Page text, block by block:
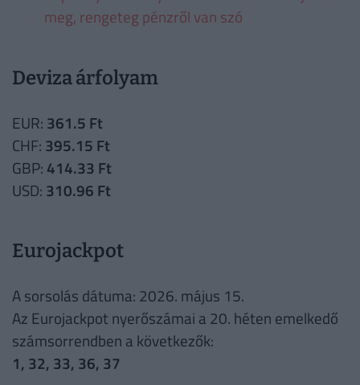
meg, rengeteg pénzről van szó
Deviza árfolyam
EUR: 361.5 Ft
CHF: 395.15 Ft
GBP: 414.33 Ft
USD: 310.96 Ft
Eurojackpot
A sorsolás dátuma: 2026. május 15.
Az Eurojackpot nyerőszámai a 20. héten emelkedő
számsorrendben a következők:
1, 32, 33, 36, 37